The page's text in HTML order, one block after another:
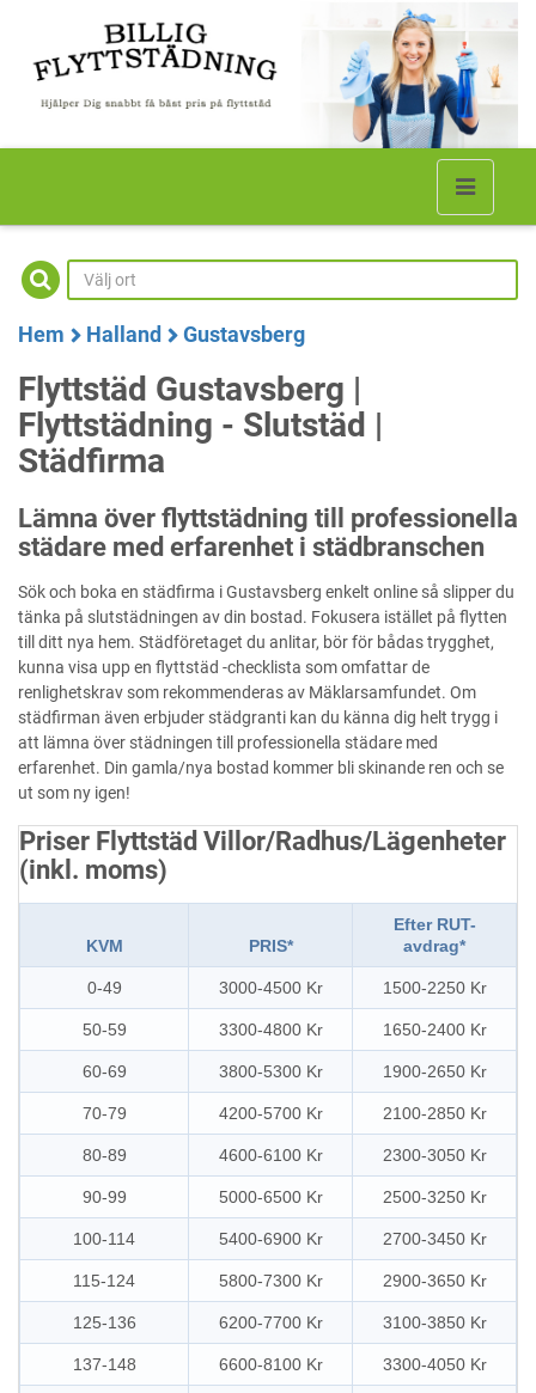
Hem Halland Gustavsberg
Flyttstäd Gustavsberg |
Flyttstädning - Slutstäd |
Städfirma
Lämna över flyttstädning till professionella
städare med erfarenhet i städbranschen
Sök och boka en städfirma i Gustavsberg enkelt online så slipper du
tänka på slutstädningen av din bostad. Fokusera istället på flytten
till ditt nya hem. Städföretaget du anlitar, bör för bådas trygghet,
kunna visa upp en flyttstäd -checklista som omfattar de
renlighetskrav som rekommenderas av Mäklarsamfundet. Om
städfirman även erbjuder städgranti kan du känna dig helt trygg i
att lämna över städningen till professionella städare med
erfarenhet. Din gamla/nya bostad kommer bli skinande ren och se
ut som ny igen!
Priser Flyttstäd Villor/Radhus/Lägenheter
(inkl. moms)
KVM PRIS*
Efter RUT-
avdrag*
0-49 3000-4500 Kr 1500-2250 Kr
50-59 3300-4800 Kr 1650-2400 Kr
60-69 3800-5300 Kr 1900-2650 Kr
70-79 4200-5700 Kr 2100-2850 Kr
80-89 4600-6100 Kr 2300-3050 Kr
90-99 5000-6500 Kr 2500-3250 Kr
100-114 5400-6900 Kr 2700-3450 Kr
115-124 5800-7300 Kr 2900-3650 Kr
125-136 6200-7700 Kr 3100-3850 Kr
137-148 6600-8100 Kr 3300-4050 Kr